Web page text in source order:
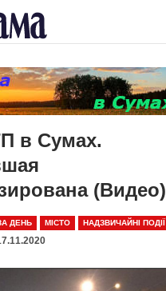
в Сумах.
(Видео)
ДЕНЬ МІСТО НАДЗВИЧАЙНІ ПОДІЇ